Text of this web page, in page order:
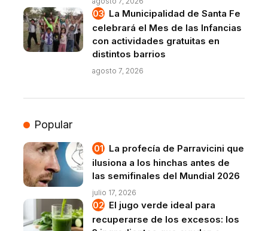
La Municipalidad de Santa Fe
celebrará el Mes de las Infancias
con actividades gratuitas en
distintos barrios
agosto 7, 2026
Popular
La profecía de Parravicini que
ilusiona a los hinchas antes de
las semifinales del Mundial 2026
julio 17, 2026
El jugo verde ideal para
recuperarse de los excesos: los